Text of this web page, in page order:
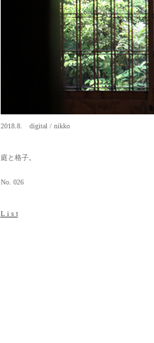
2018.8. digital / nikko
庭と格子。
No. 026
L i s t